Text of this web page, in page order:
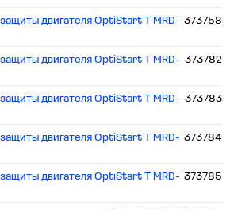
двигателя OptiStart T MRD- 373758
двигателя OptiStart T MRD- 373782
двигателя OptiStart T MRD- 373783
двигателя OptiStart T MRD- 373784
двигателя OptiStart T MRD- 373785